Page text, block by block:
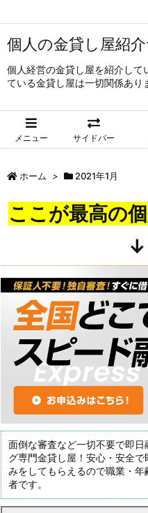
個人の金貸し屋紹
個人経営の金貸し屋を紹介して
ている金貸し屋は一切関係あり
メニュー サイドバー
ホーム > 2021年1月
ここが最高の
面倒な審査など一切不要で即
グ専門金貸し屋！安心・安全
みをしてもらえるので職業・
者です。